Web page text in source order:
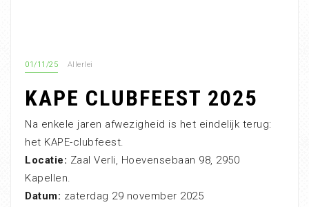
01/11/25 Allerlei
KAPE CLUBFEEST 2025
Na enkele jaren afwezigheid is het eindelijk terug:
het KAPE-clubfeest.
Locatie: Zaal Verli, Hoevensebaan 98, 2950
Kapellen.
Datum: zaterdag 29 november 2025